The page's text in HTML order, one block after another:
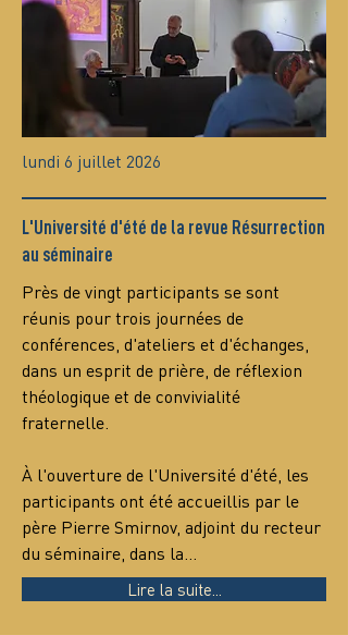
lundi 6 juillet 2026
L'Université d'été de la revue Résurrection
au séminaire
Près de vingt participants se sont
réunis pour trois journées de
conférences, d'ateliers et d'échanges,
dans un esprit de prière, de réflexion
théologique et de convivialité
fraternelle.
À l'ouverture de l'Université d'été, les
participants ont été accueillis par le
père Pierre Smirnov, adjoint du recteur
du séminaire, dans la…
Lire la suite...